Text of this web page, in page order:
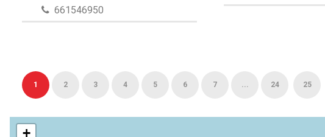
661546950
1 2 3 4 5 6 7 ... 24 25
+